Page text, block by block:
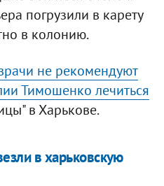
погрузили в карету
в колонию.
не рекомендуют
Тимошенко лечиться
в Харькове.
в харьковскую